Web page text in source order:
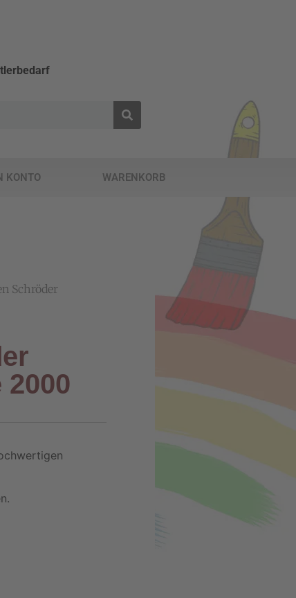
KONTO WARENKORB
Schröder
2000